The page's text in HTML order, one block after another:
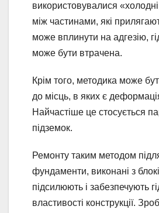
використовувалися
між частинами, які
може вплинути на адгезію,
може бути втрачена.
Крім того, методика може
до місць, в яких є
Найчастіше це стосується
підземок.
Ремонту таким методом
фундаменти, виконані з
підсилюють і забезпечують
властивості конструкції.